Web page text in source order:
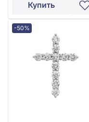
Купить
-50%